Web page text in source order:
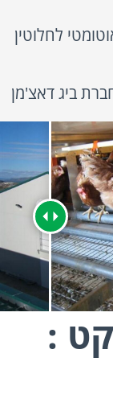
לחלוטין
ביג דאצ'מן
: